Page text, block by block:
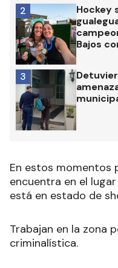
Hockey
Bajos
2
3
En estos momentos
encuentra en el
está en estado de
Trabajan en la zona
criminalística.